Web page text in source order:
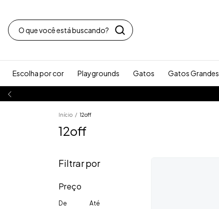
Escolha por cor Playgrounds Gatos Gatos Grandes
Início / 12off
12off
Filtrar por
Preço
De Até